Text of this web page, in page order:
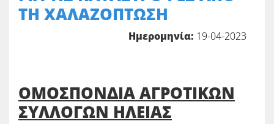
ΤΗ ΧΑΛΑΖΟΠΤΩΣΗ
Ημερομηνία: 19-04-2023
ΟΜΟΣΠΟΝΔΙΑ ΑΓΡΟΤΙΚΩΝ
ΣΥΛΛΟΓΩΝ ΗΛΕΙΑΣ